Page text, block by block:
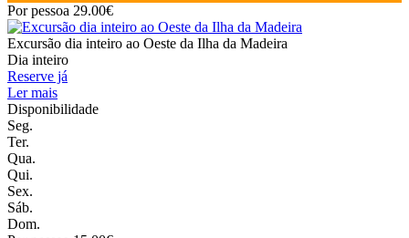
Por pessoa 29.00€
Excursão dia inteiro ao Oeste da Ilha da Madeira
Dia inteiro
Reserve já
Ler mais
Disponibilidade
Seg.
Ter.
Qua.
Qui.
Sex.
Sáb.
Dom.